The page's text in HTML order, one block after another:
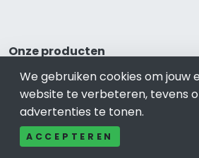
Onze producten
Keuken Sittard
Vca Sittard
Kledingwinkel Sittard
Website laten maken Sittard
Sportschool Sittard
We gebruiken cookies om jouw
website te verbeteren, tevens
advertenties te tonen.
ACCEPTEREN